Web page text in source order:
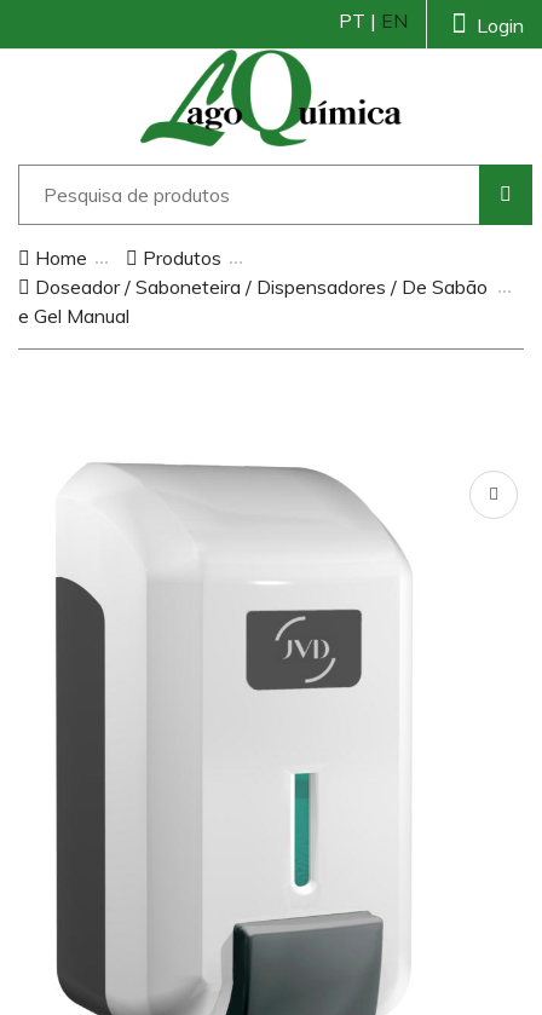
Login
PT | EN
Home
Produtos
Doseador / Saboneteira / Dispensadores / De Sabão
e Gel Manual